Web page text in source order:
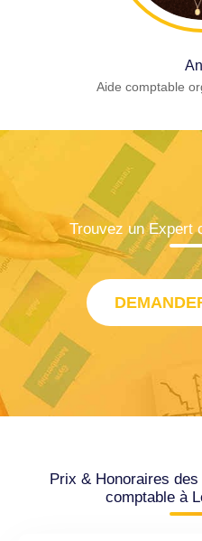
Aide comptable
Trouvez un Expert
Prix & Honoraires
comptable à